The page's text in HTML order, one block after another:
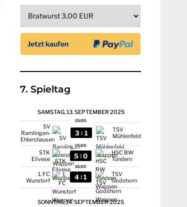
7. Spieltag
SAMSTAG, 13. SEPTEMBER 2025
15:00
SV
Ramlingen-
Ehlershausen
3 : 1
TSV
Mühlenfeld
15:00
STK
Eilvese
5 : 0
HSC BW
Tündern
16:00
1. FC
Wunstorf
4 : 1
TSV
Godshorn
SONNTAG, 14. SEPTEMBER 2025